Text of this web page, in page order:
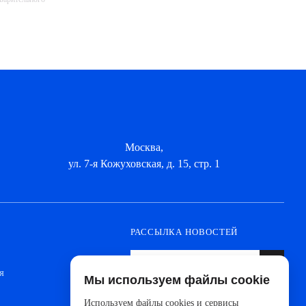
Москва,
ул. 7-я Кожуховская, д. 15, стр. 1
РАССЫЛКА НОВОСТЕЙ
новинок от ведущих производителей и
Мы используем файлы cookie
Используем файлы cookies и сервисы